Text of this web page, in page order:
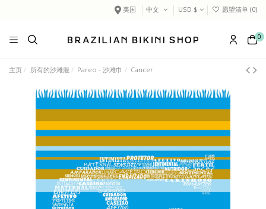
美国 中文 USD $ 愿望清单 (0)
0
主页 所有的沙滩服 Pareo - 沙滩巾 Cancer